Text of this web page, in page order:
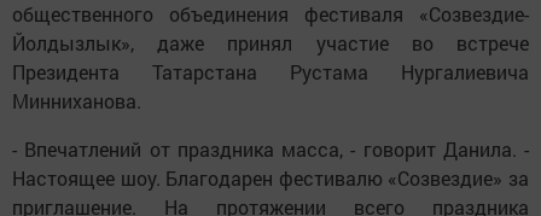
общественного объединения фестиваля «Созвездие-
Йолдызлык», даже принял участие во встрече
Президента Татарстана Рустама Нургалиевича
Минниханова.
- Впечатлений от праздника масса, - говорит Данила. -
Настоящее шоу. Благодарен фестивалю «Созвездие» за
приглашение. На протяжении всего праздника